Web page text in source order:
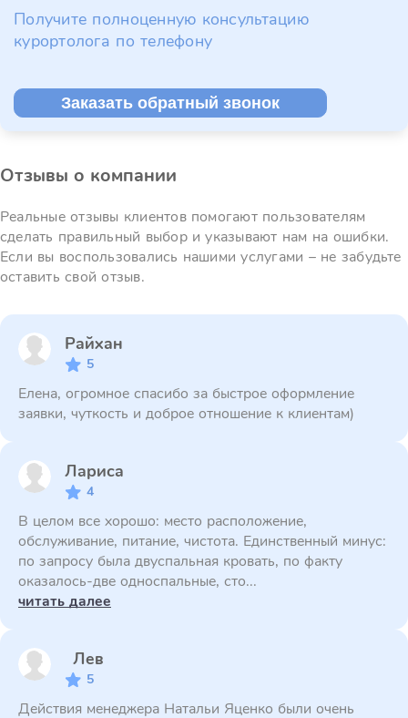
Получите полноценную консультацию
курортолога по телефону
Заказать обратный звонок
Отзывы о компании
Реальные отзывы клиентов помогают пользователям
сделать правильный выбор и указывают нам на ошибки.
Если вы воспользовались нашими услугами – не забудьте
оставить свой отзыв.
Райхан
5
Елена, огромное спасибо за быстрое оформление
заявки, чуткость и доброе отношение к клиентам)
Лариса
4
В целом все хорошо: место расположение,
обслуживание, питание, чистота. Единственный минус:
по запросу была двуспальная кровать, по факту
оказалось-две односпальные, сто...
читать далее
Лев
5
Действия менеджера Натальи Яценко были очень